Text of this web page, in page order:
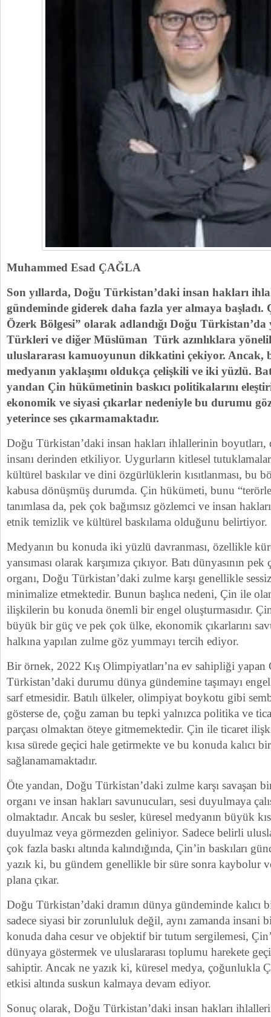
Muhammed Esad ÇAĞLA
Son yıllarda, Doğu Türkistan’daki insan hakları
gündeminde giderek daha fazla yer almaya
Özerk Bölgesi” olarak adlandığı Doğu
Türkleri ve diğer Müslüman Türk azınlıklara
uluslararası kamuoyunun dikkatini çekiyor. Ancak,
medyanın yaklaşımı oldukça çelişkili ve iki yüzlü.
yandan Çin hükümetinin baskıcı politikalarını
ekonomik ve siyasi çıkarlar nedeniyle bu durumu
yeterince ses çıkarmamaktadır.
Doğu Türkistan’daki insan hakları ihlallerinin
insanı derinden etkiliyor. Uygurların kitlesel
kültürel baskılar ve dini özgürlüklerin kısıtlanması, bu
kabusa dönüşmüş durumda. Çin hükümeti, bunu
tanımlasa da, pek çok bağımsız gözlemci ve insan
etnik temizlik ve kültürel baskılama olduğunu belirtiyor.
Medyanın bu konuda iki yüzlü davranması, özellikle
yansıması olarak karşımıza çıkıyor. Batı dünyasının
organı, Doğu Türkistan’daki zulme karşı genellikle
minimalize etmektedir. Bunun başlıca nedeni, Çin ile
ilişkilerin bu konuda önemli bir engel oluşturmasıdır.
büyük bir güç ve pek çok ülke, ekonomik çıkarlarını
halkına yapılan zulme göz yummayı tercih ediyor.
Bir örnek, 2022 Kış Olimpiyatları’na ev sahipliği yapan
Türkistan’daki durumu dünya gündemine taşımayı
sarf etmesidir. Batılı ülkeler, olimpiyat boykotu gibi
gösterse de, çoğu zaman bu tepki yalnızca politika ve
parçası olmaktan öteye gitmemektedir. Çin ile ticaret
kısa sürede geçici hale getirmekte ve bu konuda kalıcı
sağlanamamaktadır.
Öte yandan, Doğu Türkistan’daki zulme karşı savaşan
organı ve insan hakları savunucuları, sesi duyulmaya
olmaktadır. Ancak bu sesler, küresel medyanın büyük
duyulmaz veya görmezden geliniyor. Sadece belirli
çok fazla baskı altında kalındığında, Çin’in baskıları
yazık ki, bu gündem genellikle bir süre sonra kaybolur
plana çıkar.
Doğu Türkistan’daki dramın dünya gündeminde kalıcı
sadece siyasi bir zorunluluk değil, aynı zamanda insani
konuda daha cesur ve objektif bir tutum sergilemesi,
dünyaya göstermek ve uluslararası toplumu harekete
sahiptir. Ancak ne yazık ki, küresel medya, çoğunlukla
etkisi altında suskun kalmaya devam ediyor.
Sonuç olarak, Doğu Türkistan’daki insan hakları